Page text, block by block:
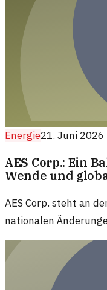
Energie21. Juni 2026
AES Corp.: Ein
Wende und
AES Corp. steht an
nationalen
Unternehmen